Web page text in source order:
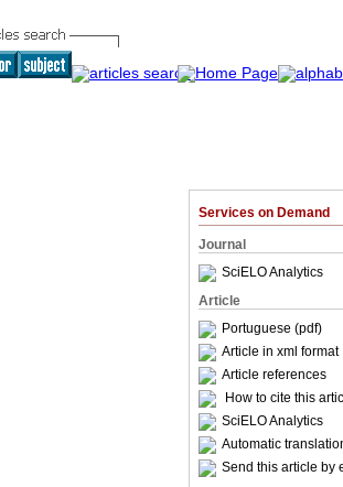
Services on Demand
Journal
SciELO Analytics
Article
Portuguese (pdf)
Article in xml format
Article references
How to cite this
SciELO Analytics
Automatic
Send this article by